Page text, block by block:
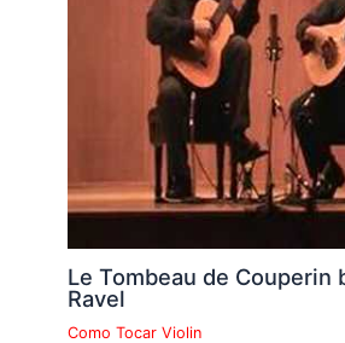
Le Tombeau de Couperin
Ravel
Como Tocar Violin